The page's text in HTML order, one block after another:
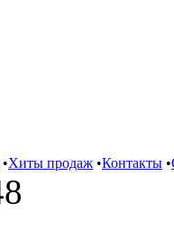
•Хиты продаж •Контакты •